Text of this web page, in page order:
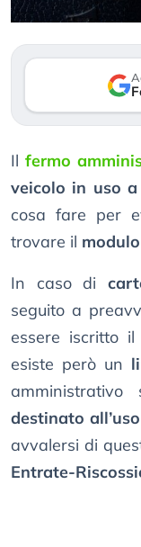
Il fermo
veicolo in uso
cosa fare per
trovare il
In caso di
seguito a
essere iscritto
esiste però un
destinato
avvalersi di
Entrate-